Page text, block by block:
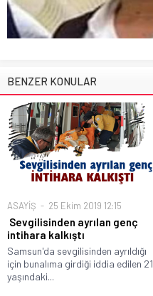
BENZER KONULAR
ASAYİŞ 25 Ekim 2019 12:15
Sevgilisinden ayrılan genç
intihara kalkıştı
Samsun'da sevgilisinden ayrıldığı
için bunalıma girdiği iddia edilen 21
yaşındaki...